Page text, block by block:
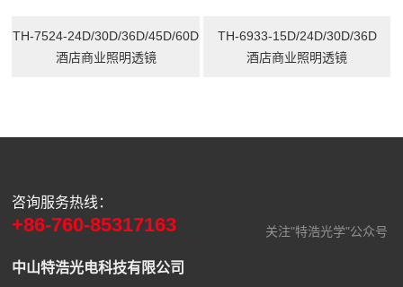
TH-6933-15D/24D/30D/36D
酒店商业照明透镜
咨询服务热线：